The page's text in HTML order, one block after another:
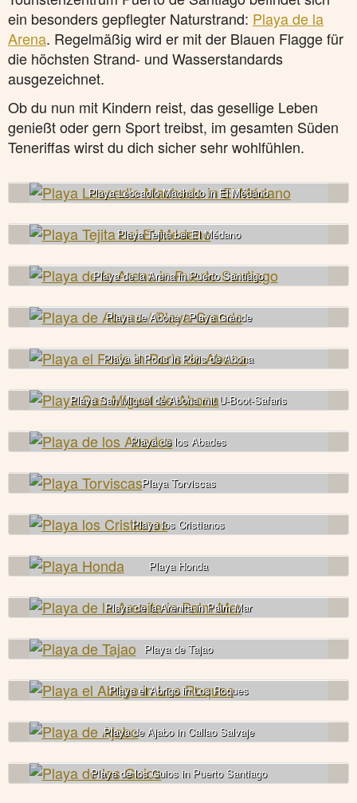
ein besonders gepflegter Naturstrand: Playa de la
Arena. Regelmäßig wird er mit der Blauen Flagge für
die höchsten Strand- und Wasserstandards
ausgezeichnet.
Ob du nun mit Kindern reist, das gesellige Leben
genießt oder gern Sport treibst, im gesamten Süden
Teneriffas wirst du dich sicher sehr wohlfühlen.
Playa Leocadio Machado in El Médano
Playa Tejita bei El Médano
Playa de la Arena in Puerto Santiago
Playa de Abona / Playa Grande
Playa el Poris in Poris de Abona
Playa San Miguel de Abona mit U-Boot-Safaris
Playa de los Abades
Playa Torviscas
Playa los Cristianos
Playa Honda
Playa de la Arenita in Palm Mar
Playa de Tajao
Playa el Abrigo in Los Roques
Playa de Ajabo in Callao Salvaje
Playa de los Guios in Puerto Santiago